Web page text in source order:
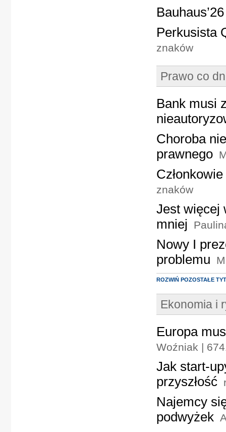
Perkusista
znaków
Prawo co
Bank musi
Choroba
prawnego
znaków
Jest więcej
mniej
Nowy I
problemu
ROZWIŃ POZOSTAŁE
Ekonomia i
Europa
Woźniak |
Jak start-
przyszłość
Najemcy
podwyżek